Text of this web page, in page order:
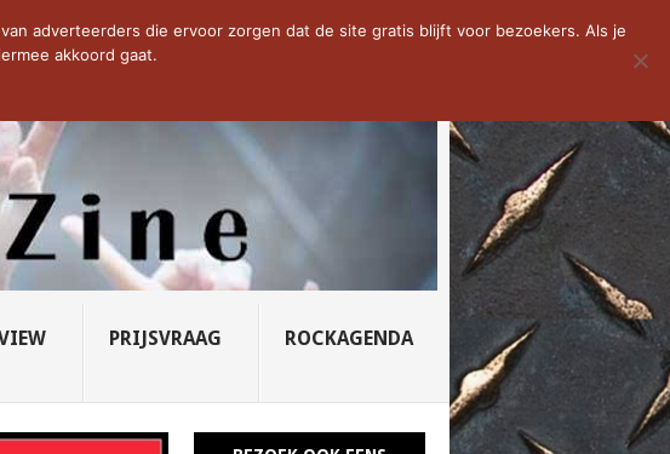
IN 0... CD VAN DE WEEK: SLEEPING...
PRIJSVRAAG ROCKAGENDA
adverteerders die ervoor zorgen dat de site gratis blijft voor bezoekers. Als je
akkoord gaat.